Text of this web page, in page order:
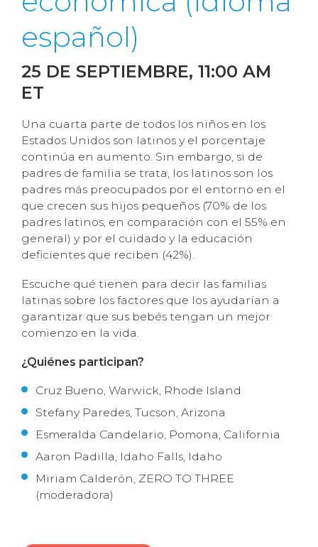
español)
25 DE SEPTIEMBRE, 11:00 AM
ET
Una cuarta parte de todos los niños en los
Estados Unidos son latinos y el porcentaje
continúa en aumento. Sin embargo, si de
padres de familia se trata, los latinos son los
padres más preocupados por el entorno en el
que crecen sus hijos pequeños (70% de los
padres latinos, en comparación con el 55% en
general) y por el cuidado y la educación
deficientes que reciben (42%).
Escuche qué tienen para decir las familias
latinas sobre los factores que los ayudarían a
garantizar que sus bebés tengan un mejor
comienzo en la vida.
¿Quiénes participan?
Cruz Bueno, Warwick, Rhode Island
Stefany Paredes, Tucson, Arizona
Esmeralda Candelario, Pomona, California
Aaron Padilla, Idaho Falls, Idaho
Miriam Calderón, ZERO TO THREE
(moderadora)